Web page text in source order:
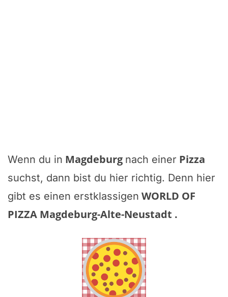
Wenn du in Magdeburg nach einer Pizza
suchst, dann bist du hier richtig. Denn hier
gibt es einen erstklassigen WORLD OF
PIZZA Magdeburg-Alte-Neustadt .